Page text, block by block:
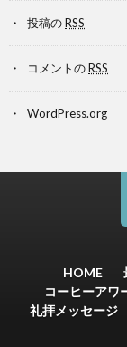
投稿のRSS
コメントのRSS
WordPress.org
HOME
コーヒーアワ
礼拝メッセージ